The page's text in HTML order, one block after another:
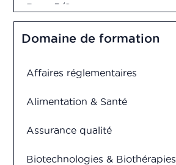
Bac +5/6
Diplôme d'ingénieur
Domaine de formation
Affaires réglementaires
Alimentation & Santé
Assurance qualité
Biotechnologies & Biothérapies